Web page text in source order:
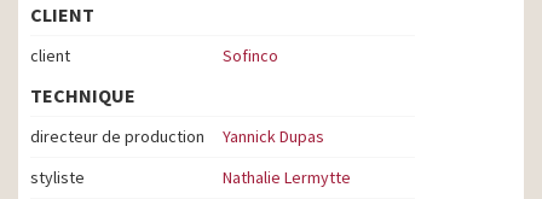
CLIENT
client Sofinco
TECHNIQUE
directeur de production
Yannick Dupas
styliste
Nathalie Lermytte